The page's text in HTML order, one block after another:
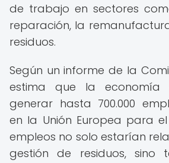
de trabajo en sectores
reparación, la
residuos.
Según un informe de la
estima que la economía
generar hasta 700.000
en la Unión Europea para el
empleos no solo estarían
gestión de residuos, sino